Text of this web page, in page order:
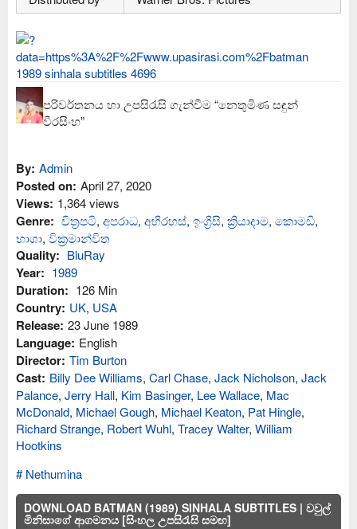
පරිවර්තනය හා උපසිරැසි ගැන්වීම “නෙතුමිණ සඳුන්
වීරසිංහ”
By: Admin
Posted on: April 27, 2020
Views: 1,364 views
Genre: චිත්‍රපටි, අප‍රාධ, අභිරහස්, ඉංග්‍රිසි, ක්‍රියාදාම, කොමඩි,
භාශා, වික්‍රමාන්විත
Quality: BluRay
Year: 1989
Duration: 126 Min
Country: UK, USA
Release: 23 June 1989
Language: English
Director: Tim Burton
Cast: Billy Dee Williams, Carl Chase, Jack Nicholson, Jack
Palance, Jerry Hall, Kim Basinger, Lee Wallace, Mac
McDonald, Michael Gough, Michael Keaton, Pat Hingle,
Richard Strange, Robert Wuhl, Tracey Walter, William
Hootkins
Nethumina
DOWNLOAD BATMAN (1989) SINHALA SUBTITLES | වවුල්
මිනිසාගේ ආගමනය [සිංහල උපසිරැසි සමඟ]